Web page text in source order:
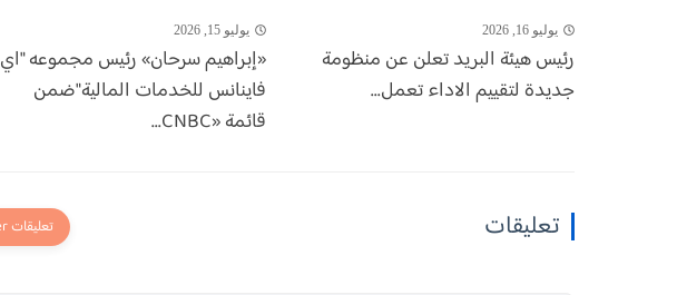
يوليو 16, 2026
رئيس هيئة البريد تعلن عن منظومة
جديدة لتقييم الاداء تعمل...
يوليو 15, 2026
«إبراهيم سرحان» رئيس مجموعه "اي
فاينانس للخدمات المالية"ضمن
قائمة «CNBC...
تعليقات